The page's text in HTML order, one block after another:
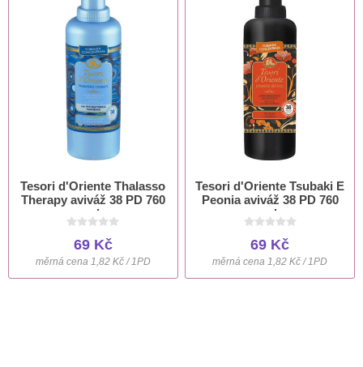
Tesori d'Oriente Thalasso
Therapy aviváž 38 PD 760
ml
69 Kč
měrná cena 1,82 Kč / 1PD
Tesori d'Oriente Tsubaki E
Peonia aviváž 38 PD 760
ml
69 Kč
měrná cena 1,82 Kč / 1PD